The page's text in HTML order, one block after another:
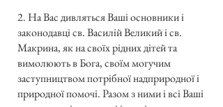
2. На Вас дивляться Ваші основники і
законодавці св. Василій Великий і св.
Макрина, як на своїх рідних дітей та
вимолюють в Бога, своїм могучим
заступництвом потрібної надприродної і
природної помочі. Разом з ними і всі Ваші